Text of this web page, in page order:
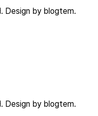
Design by blogtem.
Design by blogtem.